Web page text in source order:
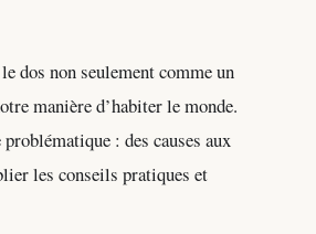
dos non seulement comme un
manière d’habiter le monde.
: des causes aux
les conseils pratiques et